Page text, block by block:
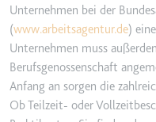
Unternehmen bei der
(www.arbeitsagentur.de)
Unternehmen muss
Berufsgenossenschaft
Anfang an sorgen die
Ob Teilzeit- oder